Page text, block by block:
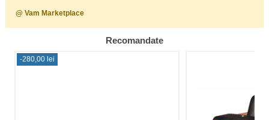
@ Vam Marketplace
Recomandate
-280,00 lei